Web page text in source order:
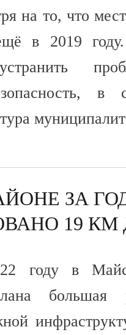
на то, что
в 2019
ЗА
19 КМ
году в